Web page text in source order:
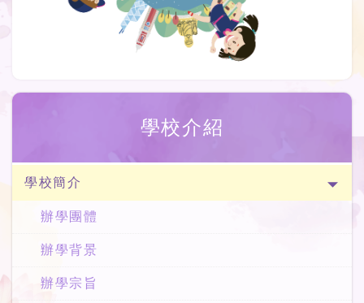
學校介紹
學校簡介
辦學團體
辦學背景
辦學宗旨